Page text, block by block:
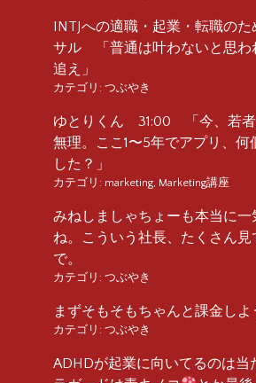
INTJへの適職・起業・転職の
サル 「普通は叶わないと思わ
追え」
カテゴリ: つぶやき
ゆとりくん 31:00 「今、若者
無理。ここ1〜5年でアプリ、何
した？」
カテゴリ: marketing Marketing講座
みねしましゃちょーも本当に一
ね。こういう社長、たくさん見
で。
カテゴリ: つぶやき
まずそもそもちゃんと課金しよ
カテゴリ: つぶやき
ADHDが起業に向いてるのは当